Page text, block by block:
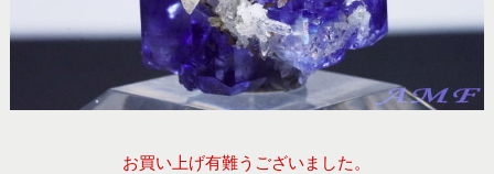
お買い上げ有難うございました。